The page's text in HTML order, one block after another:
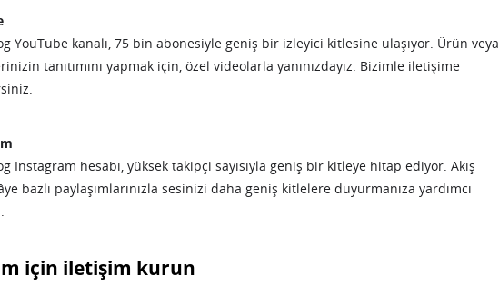
YouTube kanalı, 75 bin abonesiyle geniş bir izleyici kitlesine ulaşıyor. Ürün veya
tanıtımını yapmak için, özel videolarla yanınızdayız. Bizimle iletişime
Instagram hesabı, yüksek takipçi sayısıyla geniş bir kitleye hitap ediyor. Akış
bazlı paylaşımlarınızla sesinizi daha geniş kitlelere duyurmanıza yardımcı
için iletişim kurun